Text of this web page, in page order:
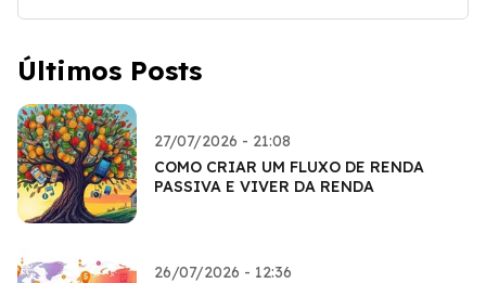
Últimos Posts
27/07/2026 - 21:08
COMO CRIAR UM FLUXO DE RENDA
PASSIVA E VIVER DA RENDA
26/07/2026 - 12:36